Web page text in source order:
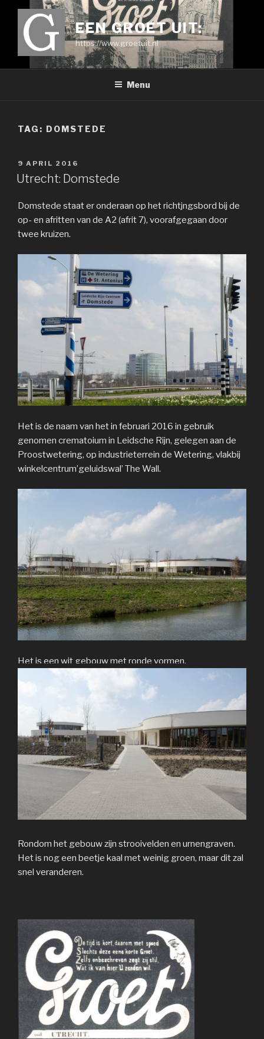
EEN GROET UIT:
https://www.groetuit.nl
Menu
TAG: DOMSTEDE
GEPLAATST
OP
9 APRIL 2016
Utrecht: Domstede
Domstede staat er onderaan op het richtjngsbord bij de
op- en afritten van de A2 (afrit 7), voorafgegaan door
twee kruizen.
Het is de naam van het in februari 2016 in gebruik
genomen crematoium in Leidsche Rijn, gelegen aan de
Proostwetering, op industrieterrein de Wetering, vlakbij
winkelcentrum’geluidswal’ The Wall.
Het is een wit gebouw met ronde vormen.
Rondom het gebouw zijn strooivelden en urnengraven.
Het is nog een beetje kaal met weinig groen, maar dit zal
snel veranderen.